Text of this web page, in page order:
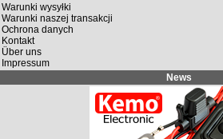
Warunki wysyłki
Warunki naszej transakcji
Ochrona danych
Kontakt
Über uns
Impressum
News